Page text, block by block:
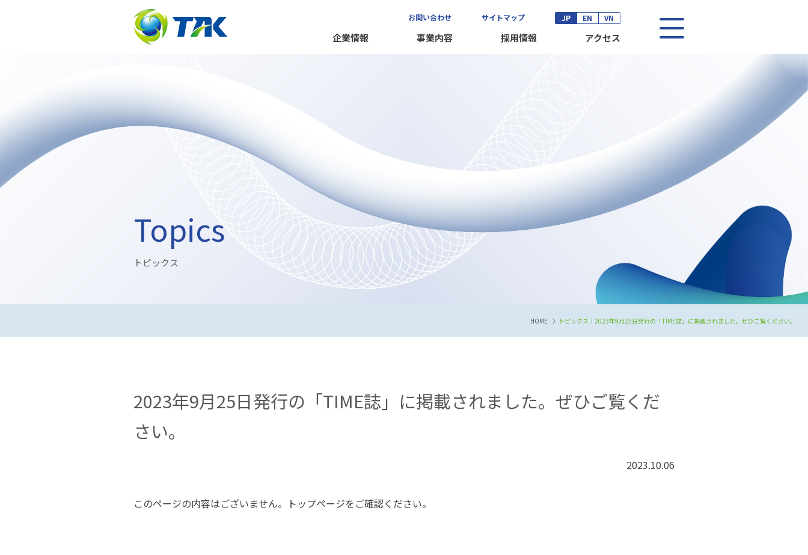
企業情報 事業内容 採用情報 アクセス
お問い合わせ サイトマップ JP EN VN
トピックス
Topics
HOME トピックス｜2023年9月25日発行の「TIME誌」に掲載されました。ぜひご覧ください。
2023年9月25日発行の「TIME誌」に掲載されました。ぜひご覧くだ
さい。
2023.10.06
このページの内容はございません。トップページをご確認ください。